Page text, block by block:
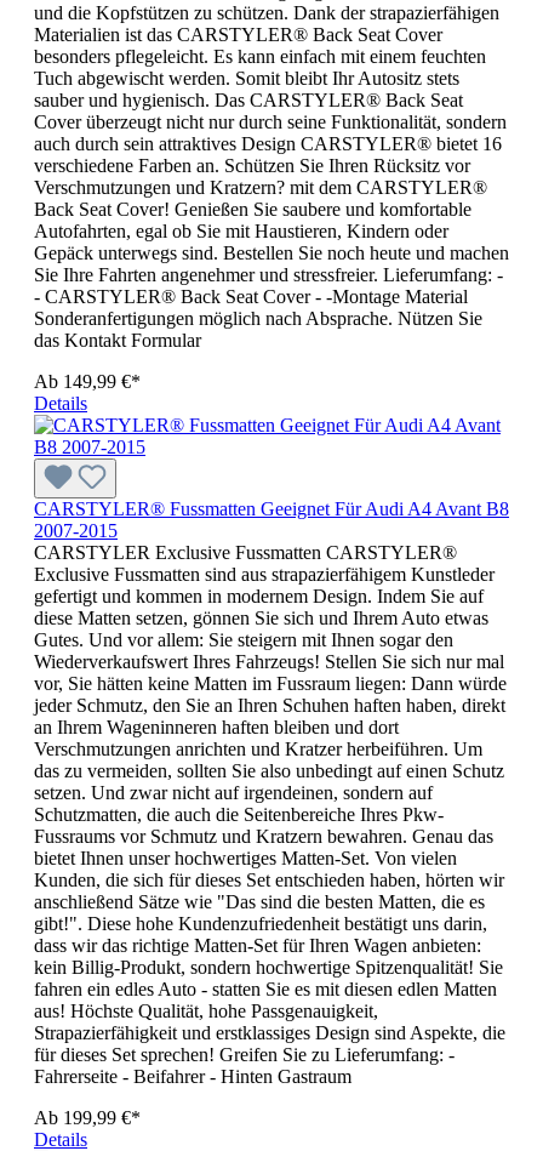
und die Kopfstützen zu schützen. Dank der strapazierfähigen
Materialien ist das CARSTYLER® Back Seat Cover
besonders pflegeleicht. Es kann einfach mit einem feuchten
Tuch abgewischt werden. Somit bleibt Ihr Autositz stets
sauber und hygienisch. Das CARSTYLER® Back Seat
Cover überzeugt nicht nur durch seine Funktionalität, sondern
auch durch sein attraktives Design CARSTYLER® bietet 16
verschiedene Farben an. Schützen Sie Ihren Rücksitz vor
Verschmutzungen und Kratzern? mit dem CARSTYLER®
Back Seat Cover! Genießen Sie saubere und komfortable
Autofahrten, egal ob Sie mit Haustieren, Kindern oder
Gepäck unterwegs sind. Bestellen Sie noch heute und machen
Sie Ihre Fahrten angenehmer und stressfreier. Lieferumfang: -
- CARSTYLER® Back Seat Cover - -Montage Material
Sonderanfertigungen möglich nach Absprache. Nützen Sie
das Kontakt Formular
Ab 149,99 €*
Details
CARSTYLER® Fussmatten Geeignet Für Audi A4 Avant B8
2007-2015
CARSTYLER Exclusive Fussmatten CARSTYLER®
Exclusive Fussmatten sind aus strapazierfähigem Kunstleder
gefertigt und kommen in modernem Design. Indem Sie auf
diese Matten setzen, gönnen Sie sich und Ihrem Auto etwas
Gutes. Und vor allem: Sie steigern mit Ihnen sogar den
Wiederverkaufswert Ihres Fahrzeugs! Stellen Sie sich nur mal
vor, Sie hätten keine Matten im Fussraum liegen: Dann würde
jeder Schmutz, den Sie an Ihren Schuhen haften haben, direkt
an Ihrem Wageninneren haften bleiben und dort
Verschmutzungen anrichten und Kratzer herbeiführen. Um
das zu vermeiden, sollten Sie also unbedingt auf einen Schutz
setzen. Und zwar nicht auf irgendeinen, sondern auf
Schutzmatten, die auch die Seitenbereiche Ihres Pkw-
Fussraums vor Schmutz und Kratzern bewahren. Genau das
bietet Ihnen unser hochwertiges Matten-Set. Von vielen
Kunden, die sich für dieses Set entschieden haben, hörten wir
anschließend Sätze wie "Das sind die besten Matten, die es
gibt!". Diese hohe Kundenzufriedenheit bestätigt uns darin,
dass wir das richtige Matten-Set für Ihren Wagen anbieten:
kein Billig-Produkt, sondern hochwertige Spitzenqualität! Sie
fahren ein edles Auto - statten Sie es mit diesen edlen Matten
aus! Höchste Qualität, hohe Passgenauigkeit,
Strapazierfähigkeit und erstklassiges Design sind Aspekte, die
für dieses Set sprechen! Greifen Sie zu Lieferumfang: -
Fahrerseite - Beifahrer - Hinten Gastraum
Ab 199,99 €*
Details